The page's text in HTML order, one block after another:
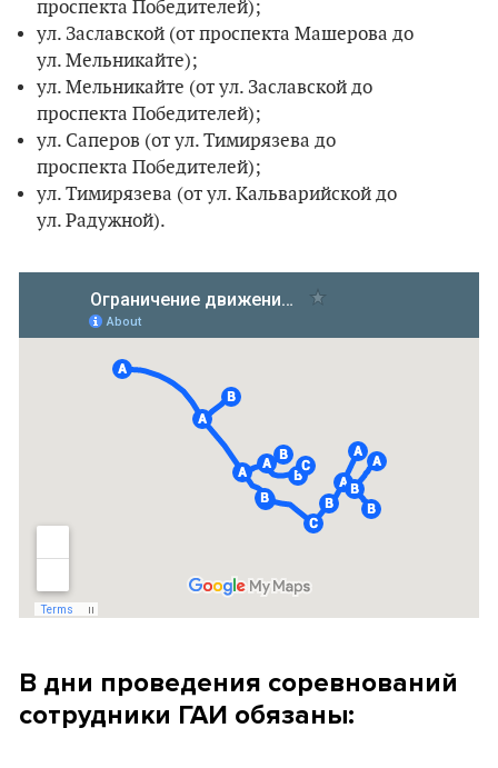
проспекта Победителей);
ул. Заславской (от проспекта Машерова до
ул. Мельникайте);
ул. Мельникайте (от ул. Заславской до
проспекта Победителей);
ул. Саперов (от ул. Тимирязева до
проспекта Победителей);
ул. Тимирязева (от ул. Кальварийской до
ул. Радужной).
В дни проведения соревнований
сотрудники ГАИ обязаны: